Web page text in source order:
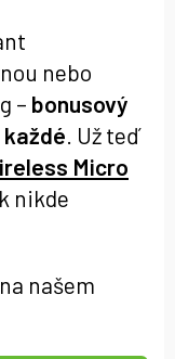
nebo
– bonusový
. Už teď
Micro
nikde
našem